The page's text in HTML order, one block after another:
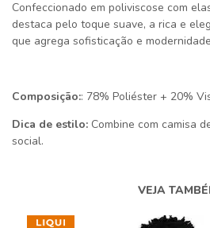
Confeccionado em poliviscose com
destaca pelo toque suave, a rica e
que agrega sofisticação e
Composição:: 78% Poliéster + 20%
Dica de estilo: Combine com camisa
social.
VEJA